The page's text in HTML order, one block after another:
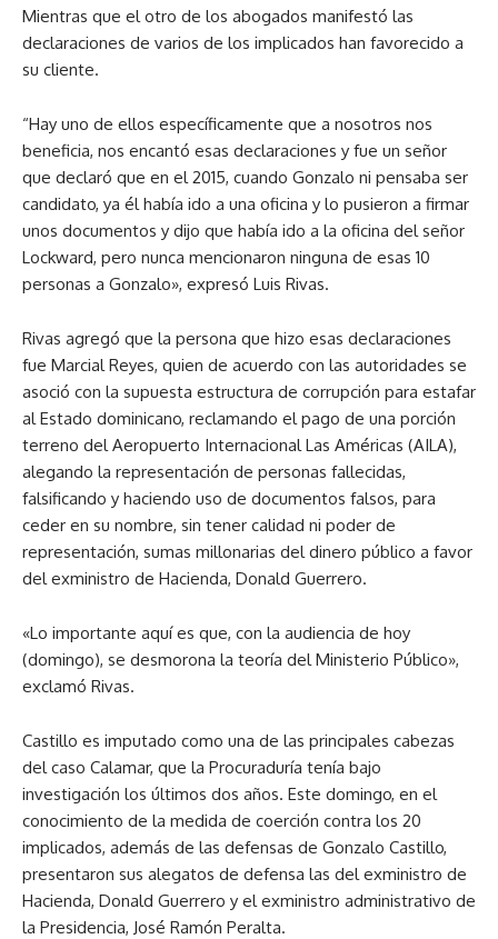
Mientras que el otro de los abogados manifestó las
declaraciones de varios de los implicados han favorecido a
su cliente.
“Hay uno de ellos específicamente que a nosotros nos
beneficia, nos encantó esas declaraciones y fue un señor
que declaró que en el 2015, cuando Gonzalo ni pensaba ser
candidato, ya él había ido a una oficina y lo pusieron a firmar
unos documentos y dijo que había ido a la oficina del señor
Lockward, pero nunca mencionaron ninguna de esas 10
personas a Gonzalo», expresó Luis Rivas.
Rivas agregó que la persona que hizo esas declaraciones
fue Marcial Reyes, quien de acuerdo con las autoridades se
asoció con la supuesta estructura de corrupción para estafar
al Estado dominicano, reclamando el pago de una porción
terreno del Aeropuerto Internacional Las Américas (AILA),
alegando la representación de personas fallecidas,
falsificando y haciendo uso de documentos falsos, para
ceder en su nombre, sin tener calidad ni poder de
representación, sumas millonarias del dinero público a favor
del exministro de Hacienda, Donald Guerrero.
«Lo importante aquí es que, con la audiencia de hoy
(domingo), se desmorona la teoría del Ministerio Público»,
exclamó Rivas.
Castillo es imputado como una de las principales cabezas
del caso Calamar, que la Procuraduría tenía bajo
investigación los últimos dos años. Este domingo, en el
conocimiento de la medida de coerción contra los 20
implicados, además de las defensas de Gonzalo Castillo,
presentaron sus alegatos de defensa las del exministro de
Hacienda, Donald Guerrero y el exministro administrativo de
la Presidencia, José Ramón Peralta.